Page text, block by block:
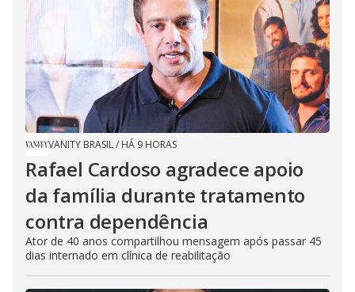
VANITY BRASIL/ HÁ 9 HORAS
Rafael Cardoso agradece apoio
da família durante tratamento
contra dependência
Ator de 40 anos compartilhou mensagem após passar 45
dias internado em clínica de reabilitação